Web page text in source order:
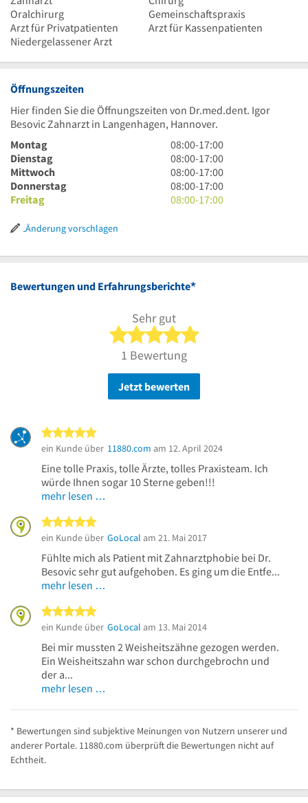
Oralchirurg
Gemeinschaftspraxis
Arzt für Privatpatienten
Arzt für Kassenpatienten
Niedergelassener Arzt
Öffnungszeiten
Hier finden Sie die Öffnungszeiten von Dr.med.dent. Igor
Besovic Zahnarzt in Langenhagen, Hannover.
Montag
8
Uhr
bis
17
Uhr
08:00-17:00
Dienstag
8
Uhr
bis
17
08:00-17:00
Mittwoch
8
Uhr
bis
08:00-17:00
Donnerstag
8
Uhr
08:00-17:00
Freitag
8
Uhr
08:00-17:00
Änderung vorschlagen
Bewertungen und Erfahrungsberichte*
Sehr gut
5 von 5 Sternen
1 Bewertung
Jetzt bewerten
ein Kunde über 11880.com am 12. April 2024
Eine tolle Praxis, tolle Ärzte, tolles Praxisteam. Ich
würde Ihnen sogar 10 Sterne geben!!!
mehr lesen …
ein Kunde über GoLocal am 21. Mai 2017
Fühlte mich als Patient mit Zahnarztphobie bei Dr.
Besovic sehr gut aufgehoben. Es ging um die Entfe...
mehr lesen …
ein Kunde über GoLocal am 13. Mai 2014
Bei mir mussten 2 Weisheitszähne gezogen werden.
Ein Weisheitszahn war schon durchgebrochn und
der a...
mehr lesen …
* Bewertungen sind subjektive Meinungen von Nutzern unserer und
anderer Portale. 11880.com überprüft die Bewertungen nicht auf
Echtheit.